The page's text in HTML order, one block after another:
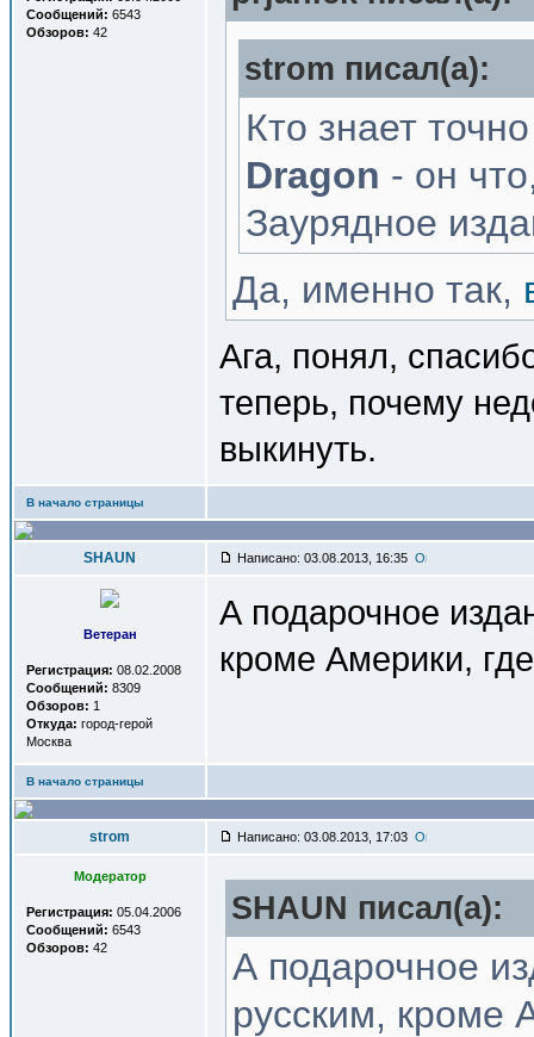
Сообщений: 6543
Обзоров: 42
strom писал(a):
Кто знает
Dragon - он
Заурядное
Да, именно так,
Ага, понял,
теперь, почему
выкинуть.
В начало страницы
SHAUN Написано: 03.08.2013, 16:35
Ветеран
Регистрация: 08.02.2008
Сообщений: 8309
Обзоров: 1
Откуда: город-герой
Москва
А подарочное
кроме Америки,
В начало страницы
strom Написано: 03.08.2013, 17:03
Модератор
Регистрация: 05.04.2006
Сообщений: 6543
Обзоров: 42
SHAUN писал(a):
А подарочное
русским, кроме